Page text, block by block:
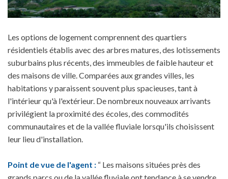
Les options de logement comprennent des quartiers
résidentiels établis avec des arbres matures, des lotissements
suburbains plus récents, des immeubles de faible hauteur et
des maisons de ville. Comparées aux grandes villes, les
habitations y paraissent souvent plus spacieuses, tant à
l'intérieur qu'à l'extérieur. De nombreux nouveaux arrivants
privilégient la proximité des écoles, des commodités
communautaires et de la vallée fluviale lorsqu'ils choisissent
leur lieu d'installation.
Point de vue de l'agent : “ Les maisons situées près des